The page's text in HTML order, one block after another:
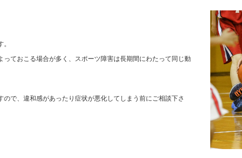
ておこる場合が多く、スポーツ障害は長期間にわたって同じ動
で、違和感があったり症状が悪化してしまう前にご相談下さ